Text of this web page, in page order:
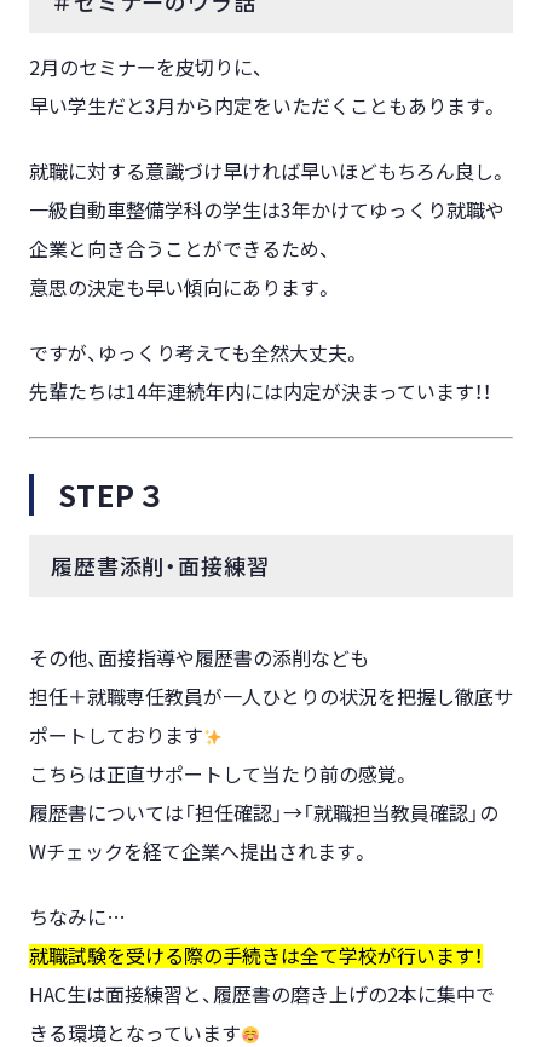
2月のセミナーを皮切りに、
早い学生だと3月から内定をいただくこともあります。
就職に対する意識づけ早ければ早いほどもちろん良し。
一級自動車整備学科の学生は3年かけてゆっくり就職や
企業と向き合うことができるため、
意思の決定も早い傾向にあります。
ですが、ゆっくり考えても全然大丈夫。
先輩たちは14年連続年内には内定が決まっています！！
STEP３
履歴書添削・面接練習
その他、面接指導や履歴書の添削なども
担任＋就職専任教員が一人ひとりの状況を把握し徹底サ
ポートしております
こちらは正直サポートして当たり前の感覚。
履歴書については「担任確認」→「就職担当教員確認」の
Wチェックを経て企業へ提出されます。
ちなみに…
就職試験を受ける際の手続きは全て学校が行います！
HAC生は面接練習と、履歴書の磨き上げの2本に集中で
きる環境となっています